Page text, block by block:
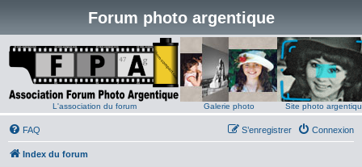
Forum photo argentique
L'association du forum Galerie photo Site photo
FAQ Connexion
S’enregistrer
Index du forum